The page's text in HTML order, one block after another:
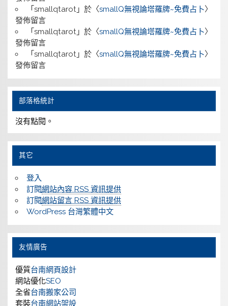
「 smallqtarot」於〈smallQ無視論塔羅牌~免費占卜〉
發佈留言
「 smallqtarot」於〈smallQ無視論塔羅牌~免費占卜〉
發佈留言
「 smallqtarot」於〈smallQ無視論塔羅牌~免費占卜〉
發佈留言
部落格統計
沒有點閱。
其它
登入
訂閱網站內容 RSS 資訊提供
訂閱網站留言 RSS 資訊提供
WordPress 台灣繁體中文
友情廣告
優質台南網頁設計
網站優化SEO
全省台南搬家公司
套裝台南網站架設